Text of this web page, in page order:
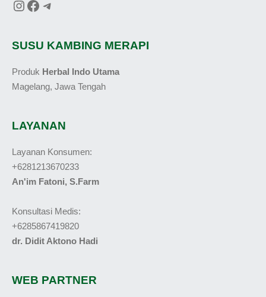
SUSU KAMBING MERAPI
Produk Herbal Indo Utama
Magelang, Jawa Tengah
LAYANAN
Layanan Konsumen:
+6281213670233
An'im Fatoni, S.Farm
Konsultasi Medis:
+6285867419820
dr. Didit Aktono Hadi
WEB PARTNER